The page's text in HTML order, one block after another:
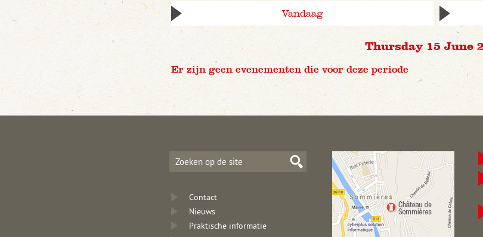
Vandaag
Thursday 15 June
Er zijn geen evenementen die voor deze periode
Contact
Nieuws
Praktische informatie